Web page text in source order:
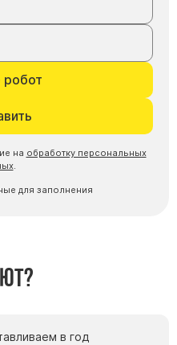
робот
на обработку персональных
.
для заполнения
в год